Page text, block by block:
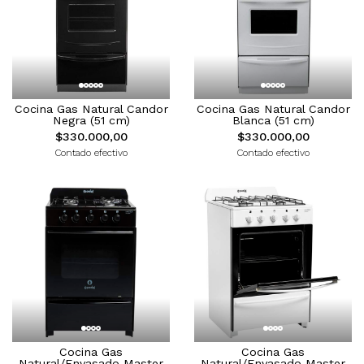
Cocina Gas Natural Candor
Negra (51 cm)
$330.000,00
Contado efectivo
Cocina Gas Natural Candor
Blanca (51 cm)
$330.000,00
Contado efectivo
Cocina Gas
Cocina Gas